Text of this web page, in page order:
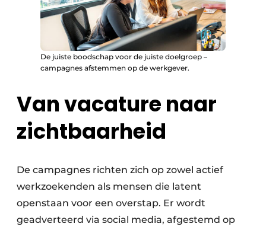
De juiste boodschap voor de juiste doelgroep –
campagnes afstemmen op de werkgever.
Van vacature naar
zichtbaarheid
De campagnes richten zich op zowel actief
werkzoekenden als mensen die latent
openstaan voor een overstap. Er wordt
geadverteerd via social media, afgestemd op